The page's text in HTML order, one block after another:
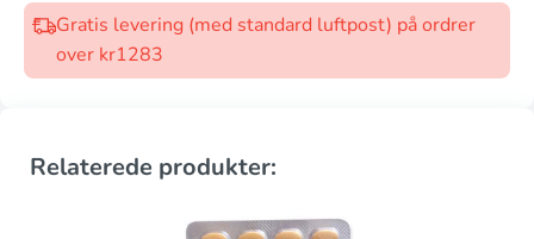
Gratis levering (med standard luftpost) på ordrer
over kr1283
Relaterede produkter: